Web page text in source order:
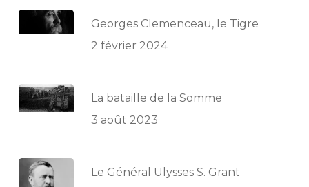
Georges Clemenceau, le Tigre
2 février 2024
La bataille de la Somme
3 août 2023
Le Général Ulysses S. Grant